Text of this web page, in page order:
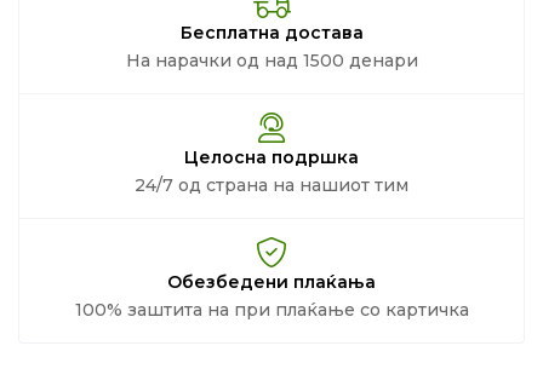
Бесплатна достава
На нарачки од над 1500 денари
Целосна подршка
24/7 од страна на нашиот тим
Обезбедени плаќања
100% заштита на при плаќање со картичка